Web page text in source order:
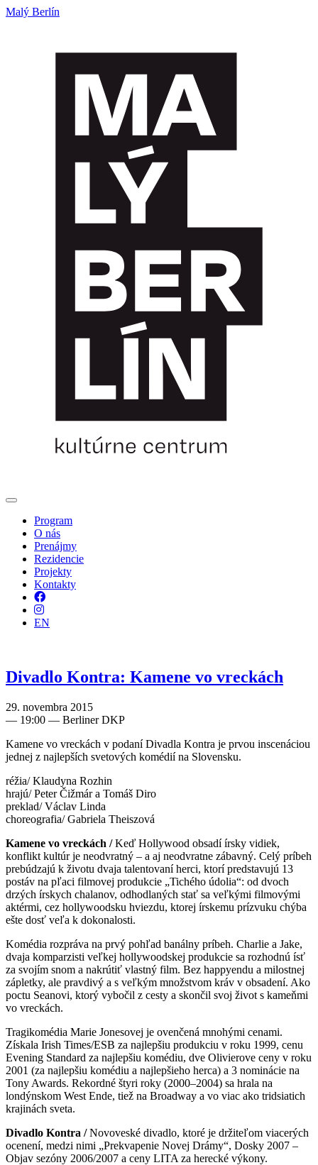
Malý Berlín
Program
O nás
Prenájmy
Rezidencie
Projekty
Kontakty
Facebook
Instagram
EN
Divadlo Kontra: Kamene vo vreckách
29. novembra 2015
— 19:00 — Berliner DKP
Kamene vo vreckách v podaní Divadla Kontra je prvou inscenáciou
jednej z najlepších svetových komédií na Slovensku.
réžia/ Klaudyna Rozhin
hrajú/ Peter Čižmár a Tomáš Diro
preklad/ Václav Linda
choreografia/ Gabriela Theiszová
Kamene vo vreckách /Keď Hollywood obsadí írsky vidiek,
konflikt kultúr je neodvratný – a aj neodvratne zábavný. Celý príbeh
prebúdzajú k životu dvaja talentovaní herci, ktorí predstavujú 13
postáv na pľaci filmovej produkcie „Tichého údolia“: od dvoch
drzých írskych chalanov, odhodlaných stať sa veľkými filmovými
aktérmi, cez hollywoodsku hviezdu, ktorej írskemu prízvuku chýba
ešte dosť veľa k dokonalosti.
Komédia rozpráva na prvý pohľad banálny príbeh. Charlie a Jake,
dvaja komparzisti veľkej hollywoodskej produkcie sa rozhodnú ísť
za svojím snom a nakrútiť vlastný film. Bez happyendu a milostnej
zápletky, ale pravdivý a s veľkým množstvom kráv v obsadení. Ako
poctu Seanovi, ktorý vybočil z cesty a skončil svoj život s kameňmi
vo vreckách.
Tragikomédia Marie Jonesovej je ovenčená mnohými cenami.
Získala Irish Times/ESB za najlepšiu produkciu v roku 1999, cenu
Evening Standard za najlepšiu komédiu, dve Olivierove ceny v roku
2001 (za najlepšiu komédiu a najlepšieho herca) a 3 nominácie na
Tony Awards. Rekordné štyri roky (2000–2004) sa hrala na
londýnskom West Ende, tiež na Broadway a vo viac ako tridsiatich
krajinách sveta.
Divadlo Kontra /Novoveské divadlo, ktoré je držiteľom viacerých
ocenení, medzi nimi „Prekvapenie Novej Drámy“, Dosky 2007 –
Objav sezóny 2006/2007 a ceny LITA za herecké výkony.